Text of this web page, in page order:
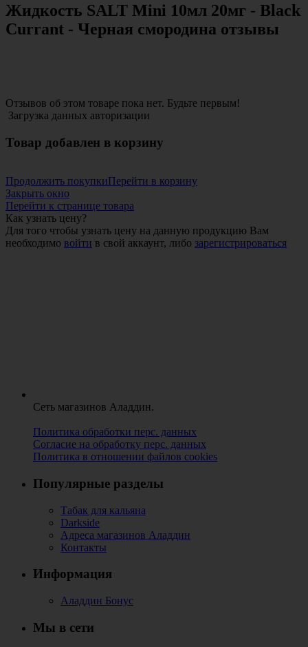
Жидкость SALT Mini 10мл 20мг - Black
Currant - Черная смородина отзывы
Отзывов об этом товаре пока нет. Будьте первым!
Загрузка данных авторизации
Товар добавлен в корзину
Продолжить покупкиПерейти в корзину
Закрыть окно
Перейти к странице товара
Как узнать цену?
Для того чтобы узнать цену на данную продукцию Вам
необходимо войти в свой аккаунт, либо зарегистрироваться
Сеть магазинов Аладдин.
Политика обработки перс. данных
Согласие на обработку перс. данных
Политика в отношении файлов cookies
Популярные разделы
Табак для кальяна
Darkside
Адреса магазинов Аладдин
Контакты
Информация
Аладдин Бонус
Мы в сети